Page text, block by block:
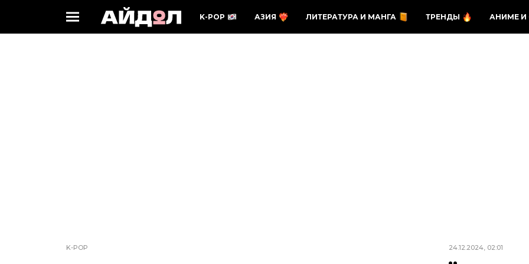
K-POP АЗИЯ ЛИТЕРАТУРА И МАНГА ТРЕНДЫ АНИМЕ И
K-POP 24.12.2024, 02:01